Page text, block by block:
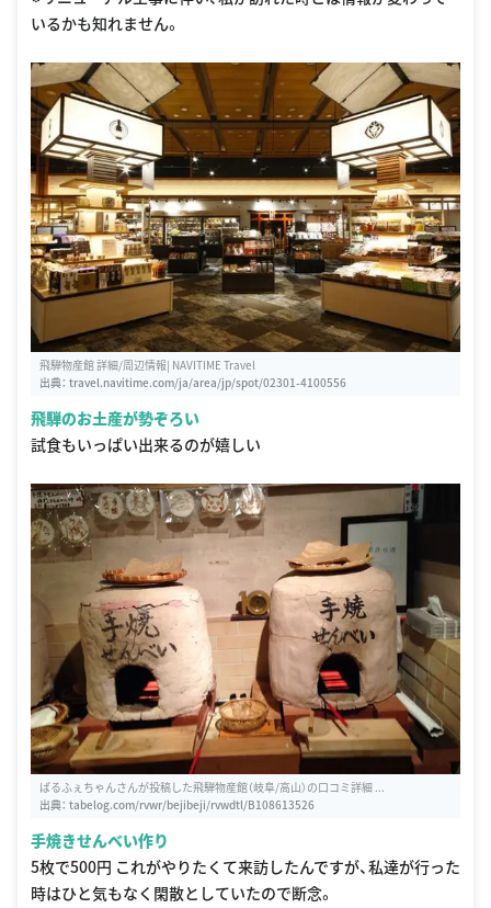
いるかも知れません。
飛騨物産館 詳細/周辺情報| NAVITIME Travel
出典： travel.navitime.com/ja/area/jp/spot/02301-4100556
飛騨のお土産が勢ぞろい
試食もいっぱい出来るのが嬉しい
ぱるふぇちゃんさんが投稿した飛騨物産館（岐阜/高山）の口コミ詳細 ...
出典： tabelog.com/rvwr/bejibeji/rvwdtl/B108613526
手焼きせんべい作り
5枚で500円 これがやりたくて来訪したんですが、私達が行った
時はひと気もなく閑散としていたので断念。